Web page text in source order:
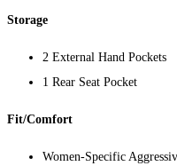
Storage
2 External Hand Pockets
1 Rear Seat Pocket
Fit/Comfort
Women-Specific